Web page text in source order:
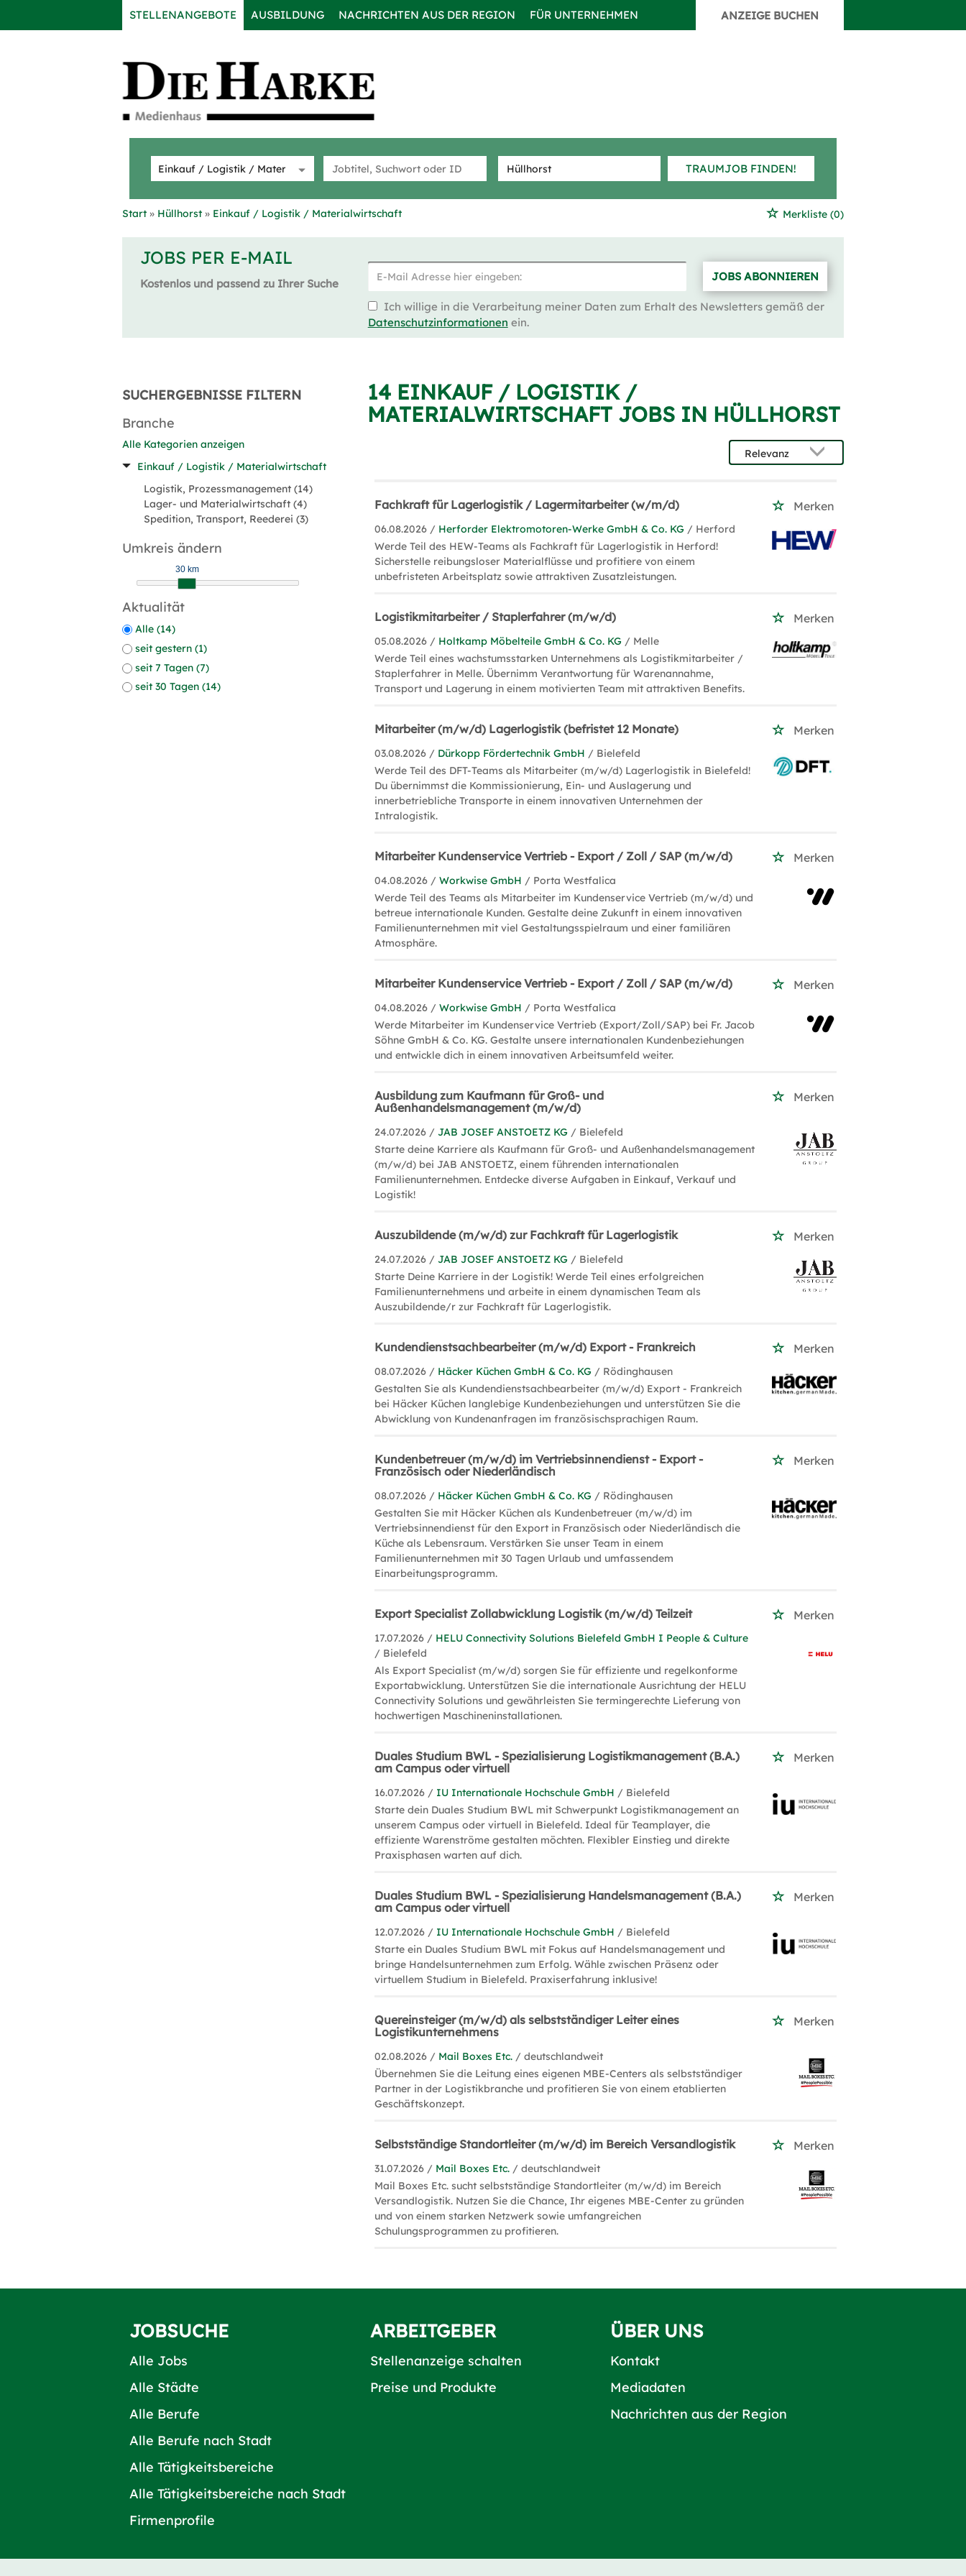
STELLENANGEBOTE AUSBILDUNG NACHRICHTEN AUS DER REGION FÜR UNTERNEHMEN ANZEIGE BUCHEN
TRAUMJOB FINDEN!
Start Hüllhorst Einkauf / Logistik / Materialwirtschaft Merkliste (0)
JOBS PER E-MAIL
Kostenlos und passend zu Ihrer Suche
JOBS ABONNIEREN
Ich willige in die Verarbeitung meiner Daten zum Erhalt des Newsletters gemäß der
Datenschutzinformationen ein.
SUCHERGEBNISSE FILTERN
Branche
Alle Kategorien anzeigen
Einkauf / Logistik / Materialwirtschaft
Logistik, Prozessmanagement (14)
Lager- und Materialwirtschaft (4)
Spedition, Transport, Reederei (3)
Umkreis ändern
30 km
Aktualität
Alle (14)
seit gestern (1)
seit 7 Tagen (7)
seit 30 Tagen (14)
14 EINKAUF / LOGISTIK /
MATERIALWIRTSCHAFT JOBS IN HÜLLHORST
Fachkraft für Lagerlogistik / Lagermitarbeiter (w/m/d) Merken
06.08.2026 / Herforder Elektromotoren-Werke GmbH & Co. KG / Herford
Werde Teil des HEW-Teams als Fachkraft für Lagerlogistik in Herford!
Sicherstelle reibungsloser Materialflüsse und profitiere von einem
unbefristeten Arbeitsplatz sowie attraktiven Zusatzleistungen.
Logistikmitarbeiter / Staplerfahrer (m/w/d) Merken
05.08.2026 / Holtkamp Möbelteile GmbH & Co. KG / Melle
Werde Teil eines wachstumsstarken Unternehmens als Logistikmitarbeiter /
Staplerfahrer in Melle. Übernimm Verantwortung für Warenannahme,
Transport und Lagerung in einem motivierten Team mit attraktiven Benefits.
Mitarbeiter (m/w/d) Lagerlogistik (befristet 12 Monate) Merken
03.08.2026 / Dürkopp Fördertechnik GmbH / Bielefeld
Werde Teil des DFT-Teams als Mitarbeiter (m/w/d) Lagerlogistik in Bielefeld!
Du übernimmst die Kommissionierung, Ein- und Auslagerung und
innerbetriebliche Transporte in einem innovativen Unternehmen der
Intralogistik.
Mitarbeiter Kundenservice Vertrieb - Export / Zoll / SAP (m/w/d) Merken
04.08.2026 /Workwise GmbH / Porta Westfalica
Werde Teil des Teams als Mitarbeiter im Kundenservice Vertrieb (m/w/d) und
betreue internationale Kunden. Gestalte deine Zukunft in einem innovativen
Familienunternehmen mit viel Gestaltungsspielraum und einer familiären
Atmosphäre.
Mitarbeiter Kundenservice Vertrieb - Export / Zoll / SAP (m/w/d) Merken
04.08.2026 /Workwise GmbH / Porta Westfalica
Werde Mitarbeiter im Kundenservice Vertrieb (Export/Zoll/SAP) bei Fr. Jacob
Söhne GmbH & Co. KG. Gestalte unsere internationalen Kundenbeziehungen
und entwickle dich in einem innovativen Arbeitsumfeld weiter.
Ausbildung zum Kaufmann für Groß- und
Außenhandelsmanagement (m/w/d)
Merken
24.07.2026 /JAB JOSEF ANSTOETZ KG / Bielefeld
Starte deine Karriere als Kaufmann für Groß- und Außenhandelsmanagement
(m/w/d) bei JAB ANSTOETZ, einem führenden internationalen
Familienunternehmen. Entdecke diverse Aufgaben in Einkauf, Verkauf und
Logistik!
Auszubildende (m/w/d) zur Fachkraft für Lagerlogistik Merken
24.07.2026 /JAB JOSEF ANSTOETZ KG / Bielefeld
Starte Deine Karriere in der Logistik! Werde Teil eines erfolgreichen
Familienunternehmens und arbeite in einem dynamischen Team als
Auszubildende/r zur Fachkraft für Lagerlogistik.
Kundendienstsachbearbeiter (m/w/d) Export - Frankreich Merken
08.07.2026 / Häcker Küchen GmbH & Co. KG / Rödinghausen
Gestalten Sie als Kundendienstsachbearbeiter (m/w/d) Export - Frankreich
bei Häcker Küchen langlebige Kundenbeziehungen und unterstützen Sie die
Abwicklung von Kundenanfragen im französischsprachigen Raum.
Kundenbetreuer (m/w/d) im Vertriebsinnendienst - Export -
Französisch oder Niederländisch
Merken
08.07.2026 / Häcker Küchen GmbH & Co. KG / Rödinghausen
Gestalten Sie mit Häcker Küchen als Kundenbetreuer (m/w/d) im
Vertriebsinnendienst für den Export in Französisch oder Niederländisch die
Küche als Lebensraum. Verstärken Sie unser Team in einem
Familienunternehmen mit 30 Tagen Urlaub und umfassendem
Einarbeitungsprogramm.
Export Specialist Zollabwicklung Logistik (m/w/d) Teilzeit Merken
17.07.2026 / HELU Connectivity Solutions Bielefeld GmbH I People & Culture
/ Bielefeld
Als Export Specialist (m/w/d) sorgen Sie für effiziente und regelkonforme
Exportabwicklung. Unterstützen Sie die internationale Ausrichtung der HELU
Connectivity Solutions und gewährleisten Sie termingerechte Lieferung von
hochwertigen Maschineninstallationen.
Duales Studium BWL - Spezialisierung Logistikmanagement (B.A.)
am Campus oder virtuell
Merken
16.07.2026 / IU Internationale Hochschule GmbH / Bielefeld
Starte dein Duales Studium BWL mit Schwerpunkt Logistikmanagement an
unserem Campus oder virtuell in Bielefeld. Ideal für Teamplayer, die
effiziente Warenströme gestalten möchten. Flexibler Einstieg und direkte
Praxisphasen warten auf dich.
Duales Studium BWL - Spezialisierung Handelsmanagement (B.A.)
am Campus oder virtuell
Merken
12.07.2026 / IU Internationale Hochschule GmbH / Bielefeld
Starte ein Duales Studium BWL mit Fokus auf Handelsmanagement und
bringe Handelsunternehmen zum Erfolg. Wähle zwischen Präsenz oder
virtuellem Studium in Bielefeld. Praxiserfahrung inklusive!
Quereinsteiger (m/w/d) als selbstständiger Leiter eines
Logistikunternehmens
Merken
02.08.2026 / Mail Boxes Etc. / deutschlandweit
Übernehmen Sie die Leitung eines eigenen MBE-Centers als selbstständiger
Partner in der Logistikbranche und profitieren Sie von einem etablierten
Geschäftskonzept.
Selbstständige Standortleiter (m/w/d) im Bereich Versandlogistik Merken
31.07.2026 / Mail Boxes Etc. / deutschlandweit
Mail Boxes Etc. sucht selbstständige Standortleiter (m/w/d) im Bereich
Versandlogistik. Nutzen Sie die Chance, Ihr eigenes MBE-Center zu gründen
und von einem starken Netzwerk sowie umfangreichen
Schulungsprogrammen zu profitieren.
JOBSUCHE
Alle Jobs
Alle Städte
Alle Berufe
Alle Berufe nach Stadt
Alle Tätigkeitsbereiche
Alle Tätigkeitsbereiche nach Stadt
Firmenprofile
ARBEITGEBER
Stellenanzeige schalten
Preise und Produkte
ÜBER UNS
Kontakt
Mediadaten
Nachrichten aus der Region